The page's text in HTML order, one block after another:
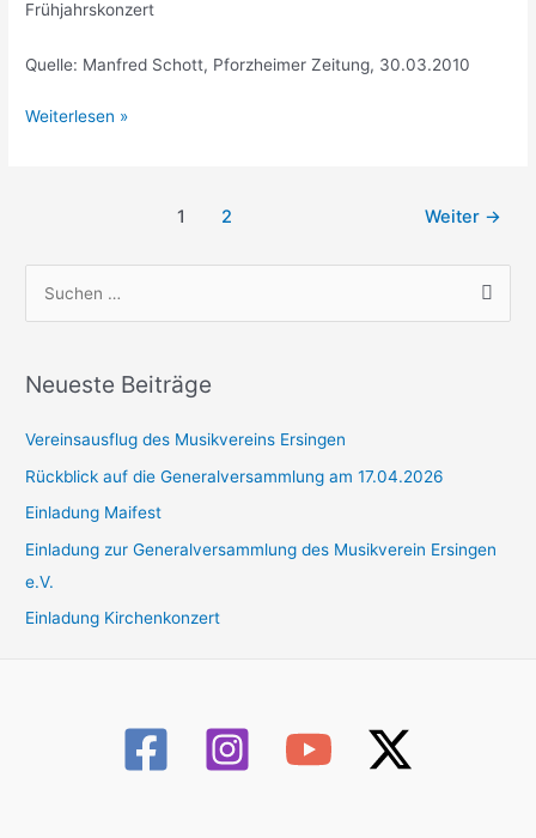
Quelle: Manfred Schott, Pforzheimer Zeitung, 30.03.2010
Ehrungen
Weiterlesen »
Beiträge
1 2 Weiter →
h
n
n
a
Neueste Beiträge
Vereinsausflug des Musikvereins Ersingen
Rückblick auf die Generalversammlung am 17.04.2026
Einladung Maifest
Einladung zur Generalversammlung des Musikverein Ersingen
e.V.
Einladung Kirchenkonzert